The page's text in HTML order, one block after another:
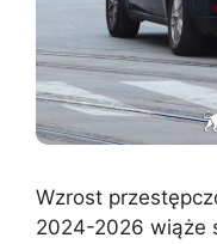
Wzrost
2024-2026 wiąże